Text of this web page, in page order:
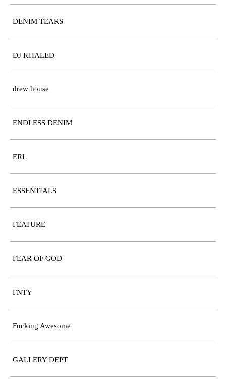
DENIM TEARS
DJ KHALED
drew house
ENDLESS DENIM
ERL
ESSENTIALS
FEATURE
FEAR OF GOD
FNTY
Fucking Awesome
GALLERY DEPT